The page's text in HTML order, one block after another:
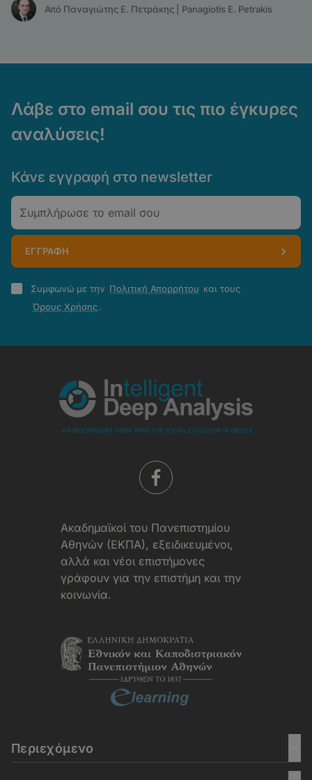
Από Παναγιώτης Ε. Πετράκης | Panagiotis E. Petrakis
Λάβε στο email σου τις πιο έγκυρες
αναλύσεις!
Κάνε εγγραφή στο newsletter
Email
ΕΓΓΡΑΦΗ
Πολιτική
Απορρήτου
Συμφωνώ με την Πολιτική Απορρήτου και τους
Όρους Χρήσης.
Aκαδημαϊκοί του Πανεπιστημίου
Αθηνών (ΕΚΠΑ), εξειδικευμένοι,
αλλά και νέοι επιστήμονες
γράφουν για την επιστήμη και την
κοινωνία.
Περιεχόμενο